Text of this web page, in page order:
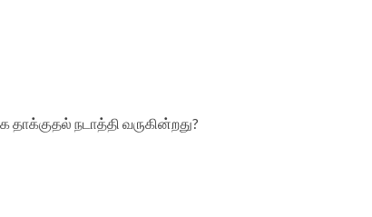
தாக்குதல் நடாத்தி வருகின்றது?